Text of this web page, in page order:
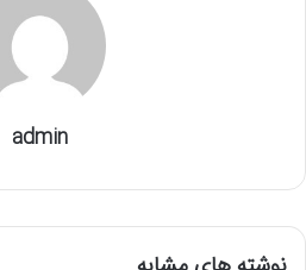
admin